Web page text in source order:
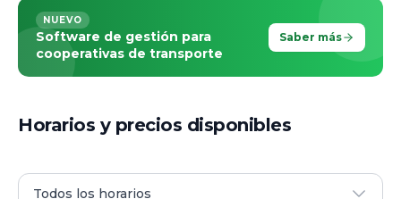
NUEVO
Software de gestión para
cooperativas de transporte
Saber más
Horarios y precios disponibles
Todos los horarios